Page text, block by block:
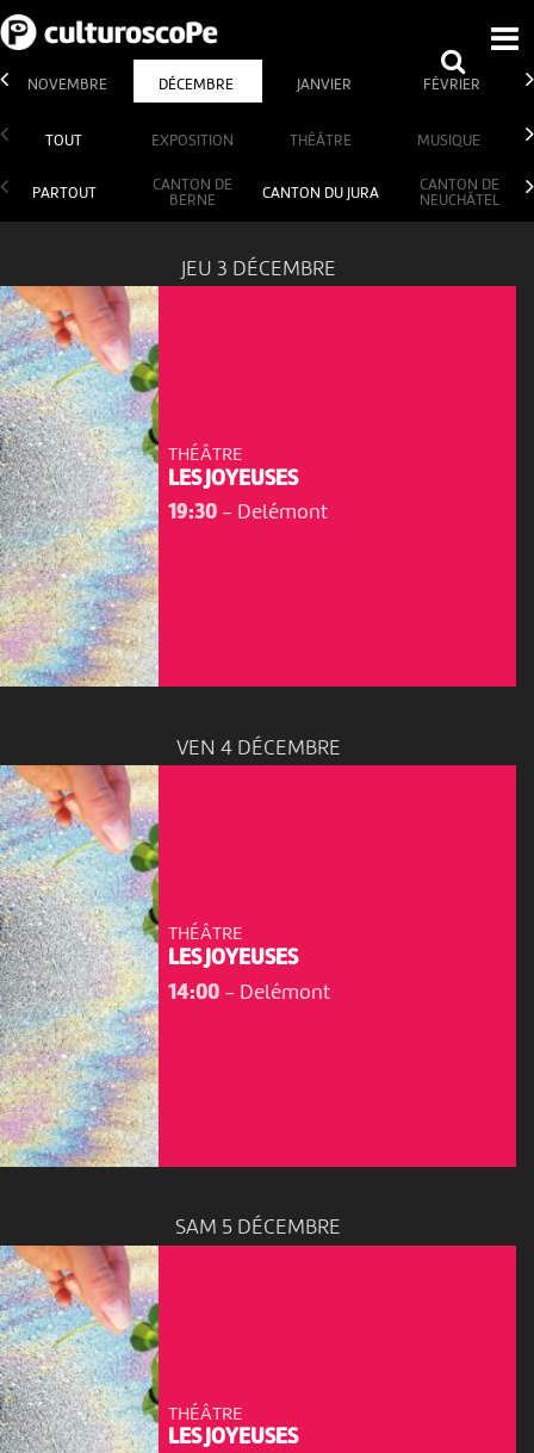
NOVEMBRE DÉCEMBRE JANVIER FÉVRIER
TOUT EXPOSITION THÉÂTRE MUSIQUE
PARTOUT
CANTON DE
BERNE
CANTON DU JURA
CANTON DE
NEUCHÂTEL
JEU 3 DÉCEMBRE
THÉÂTRE
LES JOYEUSES
19:30- Delémont
VEN 4 DÉCEMBRE
THÉÂTRE
LES JOYEUSES
14:00- Delémont
SAM 5 DÉCEMBRE
THÉÂTRE
LES JOYEUSES